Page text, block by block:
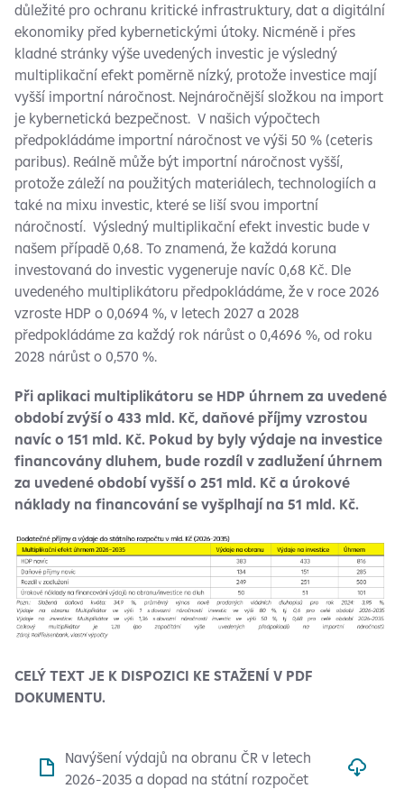
důležité pro ochranu kritické infrastruktury, dat a digitální
ekonomiky před kybernetickými útoky. Nicméně i přes
kladné stránky výše uvedených investic je výsledný
multiplikační efekt poměrně nízký, protože investice mají
vyšší importní náročnost. Nejnáročnější složkou na import
je kybernetická bezpečnost. V našich výpočtech
předpokládáme importní náročnost ve výši 50 % (ceteris
paribus). Reálně může být importní náročnost vyšší,
protože záleží na použitých materiálech, technologiích a
také na mixu investic, které se liší svou importní
náročností. Výsledný multiplikační efekt investic bude v
našem případě 0,68. To znamená, že každá koruna
investovaná do investic vygeneruje navíc 0,68 Kč. Dle
uvedeného multiplikátoru předpokládáme, že v roce 2026
vzroste HDP o 0,0694 %, v letech 2027 a 2028
předpokládáme za každý rok nárůst o 0,4696 %, od roku
2028 nárůst o 0,570 %.
Při aplikaci multiplikátoru se HDP úhrnem za uvedené
období zvýší o 433 mld. Kč, daňové příjmy vzrostou
navíc o 151 mld. Kč. Pokud by byly výdaje na investice
financovány dluhem, bude rozdíl v zadlužení úhrnem
za uvedené období vyšší o 251 mld. Kč a úrokové
náklady na financování se vyšplhají na 51 mld. Kč.
CELÝ TEXT JE K DISPOZICI KE STAŽENÍ V PDF
DOKUMENTU.
Navýšení výdajů na obranu ČR v letech
2026-2035 a dopad na státní rozpočet